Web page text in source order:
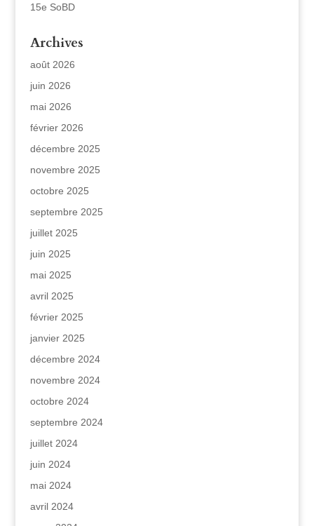
15e SoBD
Archives
août 2026
juin 2026
mai 2026
février 2026
décembre 2025
novembre 2025
octobre 2025
septembre 2025
juillet 2025
juin 2025
mai 2025
avril 2025
février 2025
janvier 2025
décembre 2024
novembre 2024
octobre 2024
septembre 2024
juillet 2024
juin 2024
mai 2024
avril 2024